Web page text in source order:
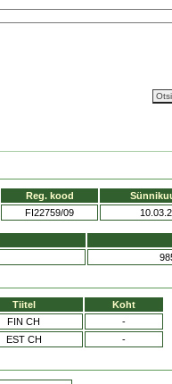
Reg. kood
FI22759/09
Tiitel
Koht
FIN CH
-
EST CH -